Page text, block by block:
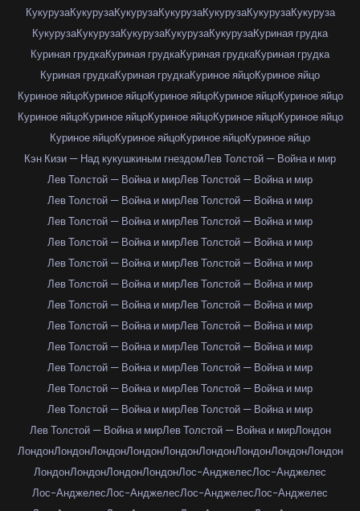
КукурузаКукурузаКукурузаКукурузаКукурузаКукурузаКукуруза
КукурузаКукурузаКукурузаКукурузаКукурузаКуриная грудка
Куриная грудкаКуриная грудкаКуриная грудкаКуриная грудка
Куриная грудкаКуриная грудкаКуриное яйцоКуриное яйцо
Куриное яйцоКуриное яйцоКуриное яйцоКуриное яйцоКуриное яйцо
Куриное яйцоКуриное яйцоКуриное яйцоКуриное яйцоКуриное яйцо
Куриное яйцоКуриное яйцоКуриное яйцоКуриное яйцо
Кэн Кизи — Над кукушкиным гнездомЛев Толстой — Война и мир
Лев Толстой — Война и мирЛев Толстой — Война и мир
Лев Толстой — Война и мирЛев Толстой — Война и мир
Лев Толстой — Война и мирЛев Толстой — Война и мир
Лев Толстой — Война и мирЛев Толстой — Война и мир
Лев Толстой — Война и мирЛев Толстой — Война и мир
Лев Толстой — Война и мирЛев Толстой — Война и мир
Лев Толстой — Война и мирЛев Толстой — Война и мир
Лев Толстой — Война и мирЛев Толстой — Война и мир
Лев Толстой — Война и мирЛев Толстой — Война и мир
Лев Толстой — Война и мирЛев Толстой — Война и мир
Лев Толстой — Война и мирЛев Толстой — Война и мир
Лев Толстой — Война и мирЛев Толстой — Война и мир
Лев Толстой — Война и мирЛев Толстой — Война и мирЛондон
ЛондонЛондонЛондонЛондонЛондонЛондонЛондонЛондонЛондон
ЛондонЛондонЛондонЛондонЛос-АнджелесЛос-Анджелес
Лос-АнджелесЛос-АнджелесЛос-АнджелесЛос-Анджелес